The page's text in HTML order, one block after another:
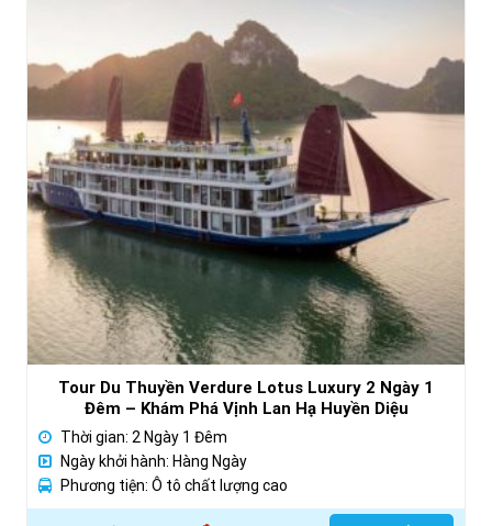
Tour Du Thuyền Verdure Lotus Luxury 2 Ngày 1
Đêm – Khám Phá Vịnh Lan Hạ Huyền Diệu
Thời gian: 2 Ngày 1 Đêm
Ngày khởi hành: Hàng Ngày
Phương tiện: Ô tô chất lượng cao